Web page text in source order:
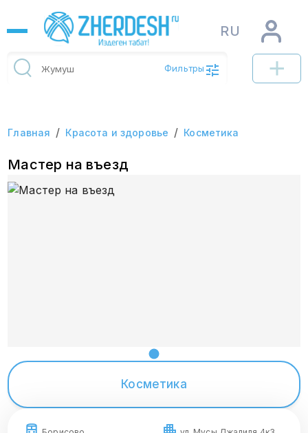
RU
Фильтры
Главная / Красота и здоровье / Косметика
Мастер на въезд
Косметика